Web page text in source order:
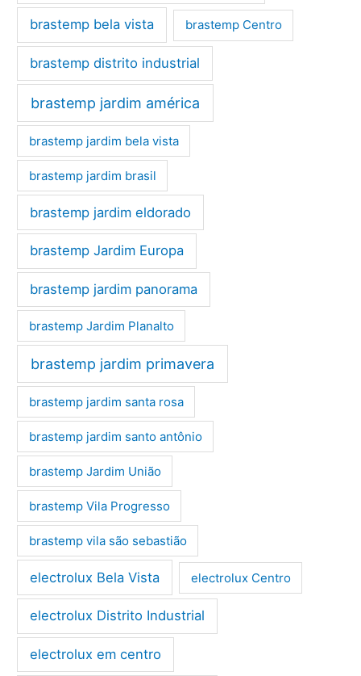
brastemp bela vista brastemp Centro
brastemp distrito industrial
brastemp jardim américa
brastemp jardim bela vista
brastemp jardim brasil
brastemp jardim eldorado
brastemp Jardim Europa
brastemp jardim panorama
brastemp Jardim Planalto
brastemp jardim primavera
brastemp jardim santa rosa
brastemp jardim santo antônio
brastemp Jardim União
brastemp Vila Progresso
brastemp vila são sebastião
electrolux Bela Vista electrolux Centro
electrolux Distrito Industrial
electrolux em centro